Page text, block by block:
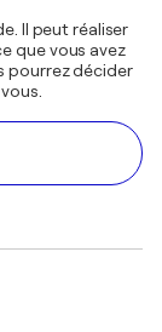
Il peut réaliser
que vous avez
pourrez décider